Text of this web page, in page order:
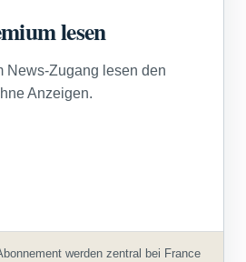
lesen
News-Zugang lesen den
Anzeigen.
werden zentral bei France